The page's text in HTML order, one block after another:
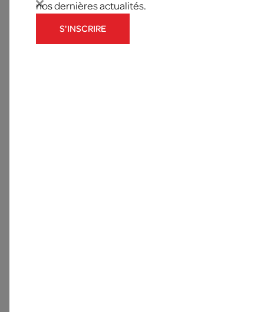
nos dernières actualités.
S'INSCRIRE